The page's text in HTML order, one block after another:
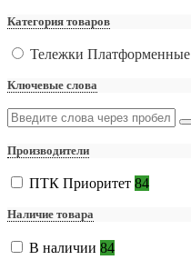
Категория товаров
Тележки Платформенные
Ключевые слова
Производители
ПТК Приоритет 84
Наличие товара
В наличии 84